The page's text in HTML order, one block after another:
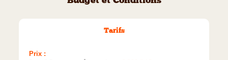
Tarifs
Prix :